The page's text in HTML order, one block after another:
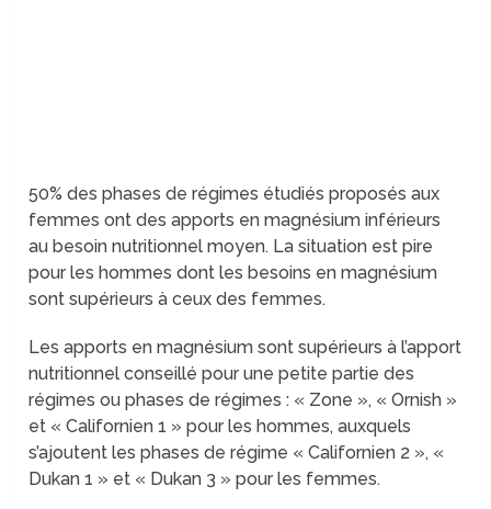
50% des phases de régimes étudiés proposés aux
femmes ont des apports en magnésium inférieurs
au besoin nutritionnel moyen. La situation est pire
pour les hommes dont les besoins en magnésium
sont supérieurs à ceux des femmes.
Les apports en magnésium sont supérieurs à l’apport
nutritionnel conseillé pour une petite partie des
régimes ou phases de régimes : « Zone », « Ornish »
et « Californien 1 » pour les hommes, auxquels
s’ajoutent les phases de régime « Californien 2 », «
Dukan 1 » et « Dukan 3 » pour les femmes.